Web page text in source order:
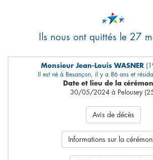
Ils nous ont quittés le 27
Monsieur Jean-Louis WASNER
Il est né à Besançon, il y a 86 ans et
Date et lieu de la
30/05/2024 à Pelousey
Avis de décès
Informations sur la